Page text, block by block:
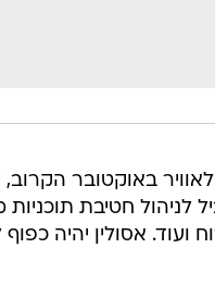
באוקטובר הקרוב,
לניהול חטיבת תוכניות
ועוד. אסולין יהיה